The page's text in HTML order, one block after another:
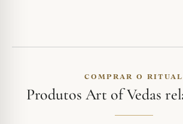
COMPRAR O RITUAL
Produtos Art of Vedas